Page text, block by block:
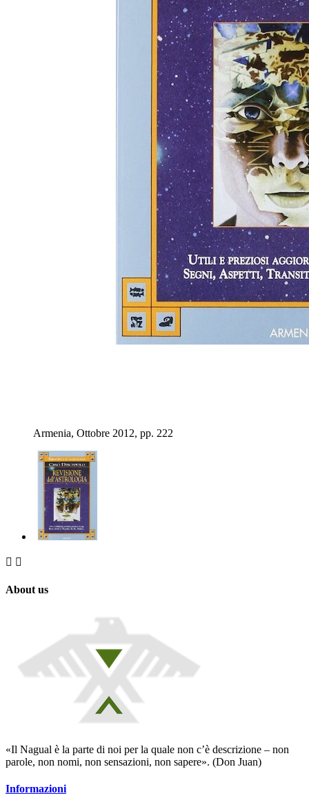
Armenia, Ottobre 2012, pp. 222
 
About us
«Il Nagual è la parte di noi per la quale non c’è descrizione – non
parole, non nomi, non sensazioni, non sapere». (Don Juan)
Informazioni